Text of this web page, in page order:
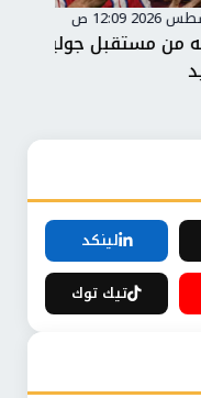
جوليان
لينكد
تيك توك